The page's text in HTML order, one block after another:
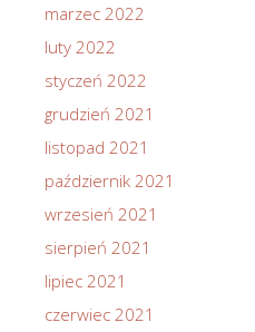
marzec 2022
luty 2022
styczeń 2022
grudzień 2021
listopad 2021
październik 2021
wrzesień 2021
sierpień 2021
lipiec 2021
czerwiec 2021